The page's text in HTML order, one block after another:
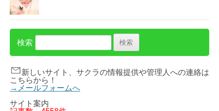
検索
新しいサイト、サクラの情報提供や管理人への連絡は
こちらから！
→メールフォームへ
サイト案内